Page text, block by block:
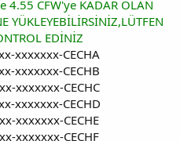
4.55 CFW'ye KADAR OLAN
YÜKLEYEBİLİRSİNİZ,LÜTFEN
EDİNİZ
xxxxxxx-CECHA
xxxxxxx-CECHB
xxxxxxx-CECHC
xxxxxxx-CECHD
xxxxxxx-CECHE
xxxxxxx-CECHF